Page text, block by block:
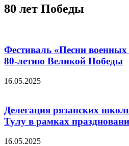
80 лет Победы
Фестиваль «Песни
80-летию Великой Победы
16.05.2025
Делегация рязанских
Тулу в рамках
16.05.2025